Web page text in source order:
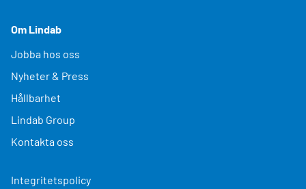
Om Lindab
Jobba hos oss
Nyheter & Press
Hållbarhet
Lindab Group
Kontakta oss
Integritetspolicy